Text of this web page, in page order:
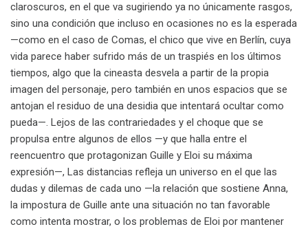
claroscuros, en el que va sugiriendo ya no únicamente rasgos,
sino una condición que incluso en ocasiones no es la esperada
—como en el caso de Comas, el chico que vive en Berlín, cuya
vida parece haber sufrido más de un traspiés en los últimos
tiempos, algo que la cineasta desvela a partir de la propia
imagen del personaje, pero también en unos espacios que se
antojan el residuo de una desidia que intentará ocultar como
pueda—. Lejos de las contrariedades y el choque que se
propulsa entre algunos de ellos —y que halla entre el
reencuentro que protagonizan Guille y Eloi su máxima
expresión—, Las distancias refleja un universo en el que las
dudas y dilemas de cada uno —la relación que sostiene Anna,
la impostura de Guille ante una situación no tan favorable
como intenta mostrar, o los problemas de Eloi por mantener